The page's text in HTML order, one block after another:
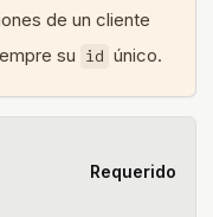
de un cliente
su id único.
Requerido